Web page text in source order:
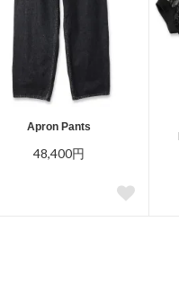
Apron Pants
48,400円